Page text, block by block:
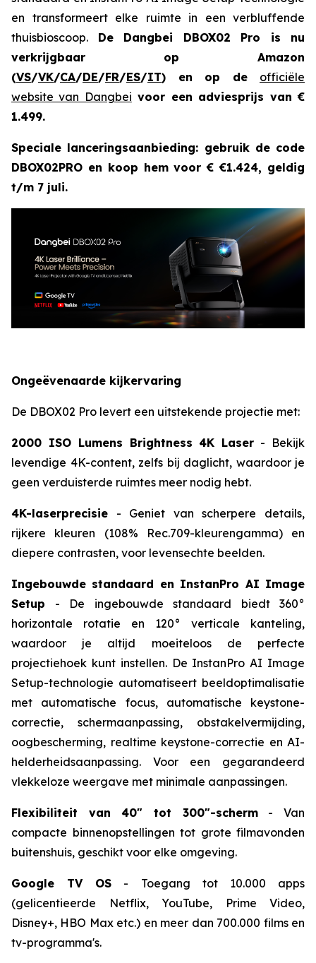
en transformeert elke ruimte in een verbluffende
thuisbioscoop. De Dangbei DBOX02 Pro is nu
verkrijgbaar op Amazon
(VS/VK/CA/DE/FR/ES/IT) en op de officiële
website van Dangbei voor een adviesprijs van €
1.499.
Speciale lanceringsaanbieding: gebruik de code
DBOX02PRO en koop hem voor € €1.424, geldig
t/m 7 juli.
Ongeëvenaarde kijkervaring
De DBOX02 Pro levert een uitstekende projectie met:
2000 ISO Lumens Brightness 4K Laser - Bekijk
levendige 4K-content, zelfs bij daglicht, waardoor je
geen verduisterde ruimtes meer nodig hebt.
4K-laserprecisie - Geniet van scherpere details,
rijkere kleuren (108% Rec.709-kleurengamma) en
diepere contrasten, voor levensechte beelden.
Ingebouwde standaard en InstanPro AI Image
Setup - De ingebouwde standaard biedt 360°
horizontale rotatie en 120° verticale kanteling,
waardoor je altijd moeiteloos de perfecte
projectiehoek kunt instellen. De InstanPro AI Image
Setup-technologie automatiseert beeldoptimalisatie
met automatische focus, automatische keystone-
correctie, schermaanpassing, obstakelvermijding,
oogbescherming, realtime keystone-correctie en AI-
helderheidsaanpassing. Voor een gegarandeerd
vlekkeloze weergave met minimale aanpassingen.
Flexibiliteit van 40" tot 300"-scherm- Van
compacte binnenopstellingen tot grote filmavonden
buitenshuis, geschikt voor elke omgeving.
Google TV OS - Toegang tot 10.000 apps
(gelicentieerde Netflix, YouTube, Prime Video,
Disney+, HBO Max etc.) en meer dan 700.000 films en
tv-programma's.